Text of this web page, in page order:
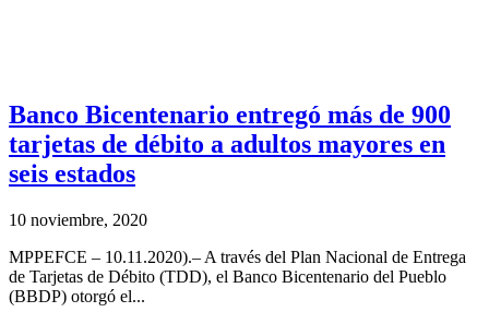
Banco Bicentenario entregó más de 900
tarjetas de débito a adultos mayores en
seis estados
10 noviembre, 2020
MPPEFCE – 10.11.2020).– A través del Plan Nacional de Entrega
de Tarjetas de Débito (TDD), el Banco Bicentenario del Pueblo
(BBDP) otorgó el...